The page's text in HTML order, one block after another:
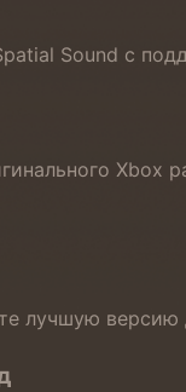
Sound с
лучшую версию